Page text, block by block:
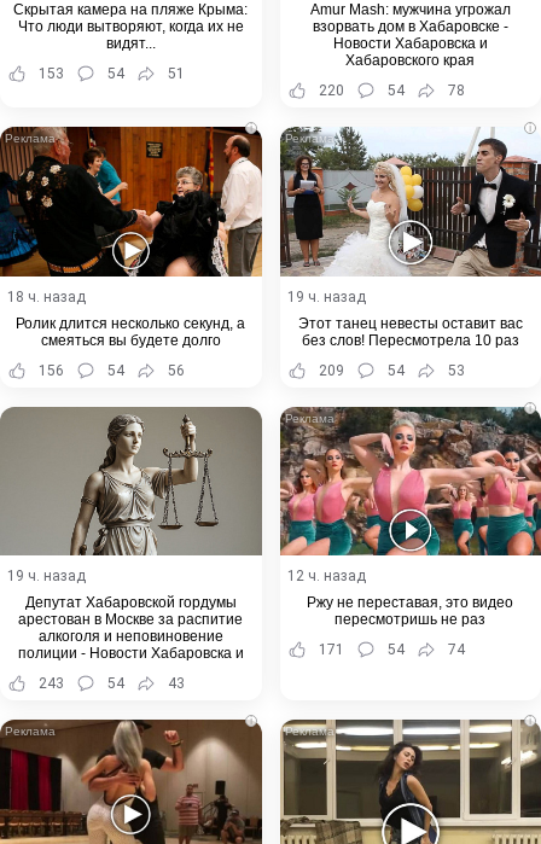
Скрытая камера на пляже Крыма:
Что люди вытворяют, когда их не
видят...
153
54 51
Amur Mash: мужчина угрожал
взорвать дом в Хабаровске -
Новости Хабаровска и
Хабаровского края
220
54 78
i
18 ч. назад
Ролик длится несколько секунд, а
смеяться вы будете долго
156
54 56
i
19 ч. назад
Этот танец невесты оставит вас
без слов! Пересмотрела 10 раз
209
54 53
19 ч. назад
Депутат Хабаровской гордумы
арестован в Москве за распитие
алкоголя и неповиновение
полиции - Новости Хабаровска и
243 54 43
i
12 ч. назад
Ржу не переставая, это видео
пересмотришь не раз
171
54 74
i i